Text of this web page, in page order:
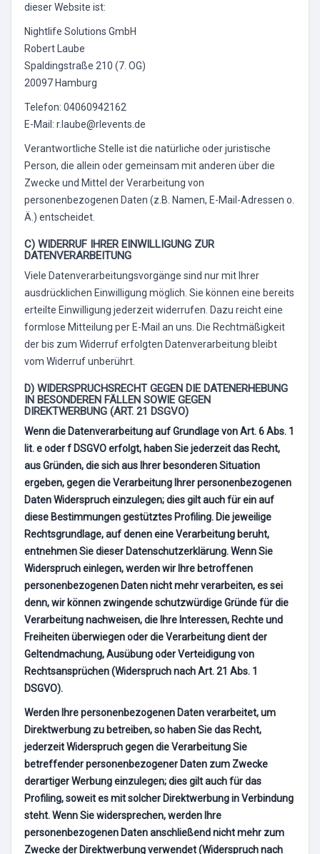
dieser Website ist:
Nightlife Solutions GmbH
Robert Laube
Spaldingstraße 210 (7. OG)
20097 Hamburg
Telefon: 04060942162
E-Mail: r.laube@rlevents.de
Verantwortliche Stelle ist die natürliche oder juristische
Person, die allein oder gemeinsam mit anderen über die
Zwecke und Mittel der Verarbeitung von
personenbezogenen Daten (z.B. Namen, E-Mail-Adressen o.
Ä.) entscheidet.
C) WIDERRUF IHRER EINWILLIGUNG ZUR
DATENVERARBEITUNG
Viele Datenverarbeitungsvorgänge sind nur mit Ihrer
ausdrücklichen Einwilligung möglich. Sie können eine bereits
erteilte Einwilligung jederzeit widerrufen. Dazu reicht eine
formlose Mitteilung per E-Mail an uns. Die Rechtmäßigkeit
der bis zum Widerruf erfolgten Datenverarbeitung bleibt
vom Widerruf unberührt.
D) WIDERSPRUCHSRECHT GEGEN DIE DATENERHEBUNG
IN BESONDEREN FÄLLEN SOWIE GEGEN
DIREKTWERBUNG (ART. 21 DSGVO)
Wenn die Datenverarbeitung auf Grundlage von Art. 6 Abs. 1
lit. e oder f DSGVO erfolgt, haben Sie jederzeit das Recht,
aus Gründen, die sich aus Ihrer besonderen Situation
ergeben, gegen die Verarbeitung Ihrer personenbezogenen
Daten Widerspruch einzulegen; dies gilt auch für ein auf
diese Bestimmungen gestütztes Profiling. Die jeweilige
Rechtsgrundlage, auf denen eine Verarbeitung beruht,
entnehmen Sie dieser Datenschutzerklärung. Wenn Sie
Widerspruch einlegen, werden wir Ihre betroffenen
personenbezogenen Daten nicht mehr verarbeiten, es sei
denn, wir können zwingende schutzwürdige Gründe für die
Verarbeitung nachweisen, die Ihre Interessen, Rechte und
Freiheiten überwiegen oder die Verarbeitung dient der
Geltendmachung, Ausübung oder Verteidigung von
Rechtsansprüchen (Widerspruch nach Art. 21 Abs. 1
DSGVO).
Werden Ihre personenbezogenen Daten verarbeitet, um
Direktwerbung zu betreiben, so haben Sie das Recht,
jederzeit Widerspruch gegen die Verarbeitung Sie
betreffender personenbezogener Daten zum Zwecke
derartiger Werbung einzulegen; dies gilt auch für das
Profiling, soweit es mit solcher Direktwerbung in Verbindung
steht. Wenn Sie widersprechen, werden Ihre
personenbezogenen Daten anschließend nicht mehr zum
Zwecke der Direktwerbung verwendet (Widerspruch nach